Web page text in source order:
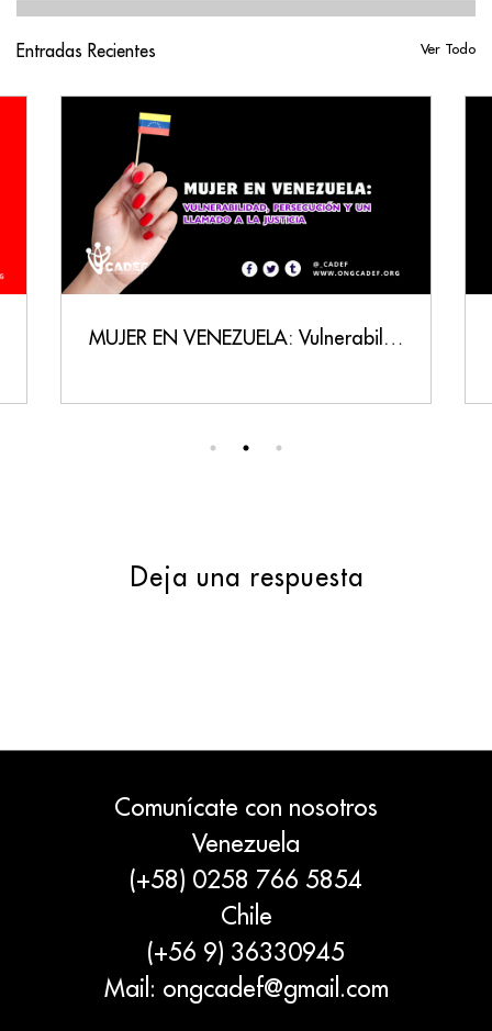
Entradas Recientes Ver Todo
MUJER EN VENEZUELA: Vulnerabilidad, Persecución y un Llamado a la Justicia
Deja una respuesta
Comunícate con nosotros
Venezuela
(+58) 0258 766 5854
Chile
(+56 9) 36330945
Mail: ongcadef@gmail.com